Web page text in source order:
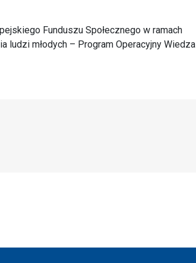
Funduszu Społecznego w ramach
ludzi młodych – Program Operacyjny Wiedza